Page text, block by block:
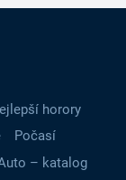
horory
Počasí
– katalog